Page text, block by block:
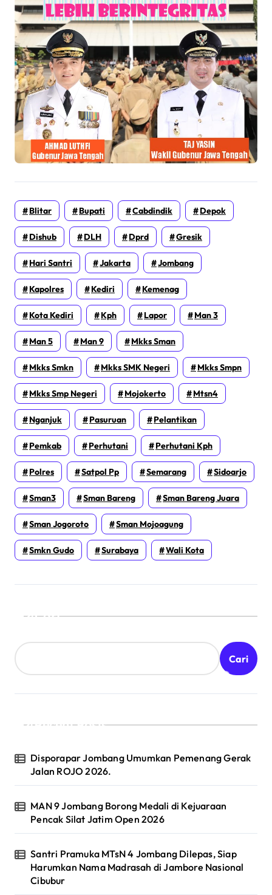
Blitar Bupati Cabdindik Depok
Dishub DLH Dprd Gresik
Hari Santri Jakarta Jombang
Kapolres Kediri Kemenag
Kota Kediri Kph Lapor Man 3
Man 5 Man 9 Mkks Sman
Mkks Smkn Mkks SMK Negeri Mkks Smpn
Mkks Smp Negeri Mojokerto Mtsn4
Nganjuk Pasuruan Pelantikan
Pemkab Perhutani Perhutani Kph
Polres Satpol Pp Semarang Sidoarjo
Sman3 Sman Bareng Sman Bareng Juara
Sman Jogoroto Sman Mojoagung
Smkn Gudo Surabaya Wali Kota
Cari
Cari
Recent Posts
Disporapar Jombang Umumkan Pemenang Gerak
Jalan ROJO 2026.
MAN 9 Jombang Borong Medali di Kejuaraan
Pencak Silat Jatim Open 2026
Santri Pramuka MTsN 4 Jombang Dilepas, Siap
Harumkan Nama Madrasah di Jambore Nasional
Cibubur